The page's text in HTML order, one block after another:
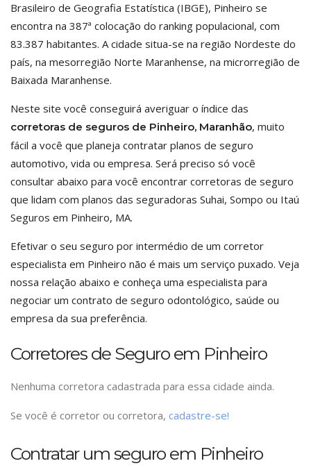
Brasileiro de Geografia Estatística (IBGE), Pinheiro se
encontra na 387ª colocação do ranking populacional, com
83.387 habitantes. A cidade situa-se na região Nordeste do
país, na mesorregião Norte Maranhense, na microrregião de
Baixada Maranhense.
Neste site você conseguirá averiguar o índice das
corretoras de seguros de Pinheiro, Maranhão, muito
fácil a você que planeja contratar planos de seguro
automotivo, vida ou empresa. Será preciso só você
consultar abaixo para você encontrar corretoras de seguro
que lidam com planos das seguradoras Suhai, Sompo ou Itaú
Seguros em Pinheiro, MA.
Efetivar o seu seguro por intermédio de um corretor
especialista em Pinheiro não é mais um serviço puxado. Veja
nossa relação abaixo e conheça uma especialista para
negociar um contrato de seguro odontológico, saúde ou
empresa da sua preferência.
Corretores de Seguro em Pinheiro
Nenhuma corretora cadastrada para essa cidade ainda.
Se você é corretor ou corretora, cadastre-se!
Contratar um seguro em Pinheiro